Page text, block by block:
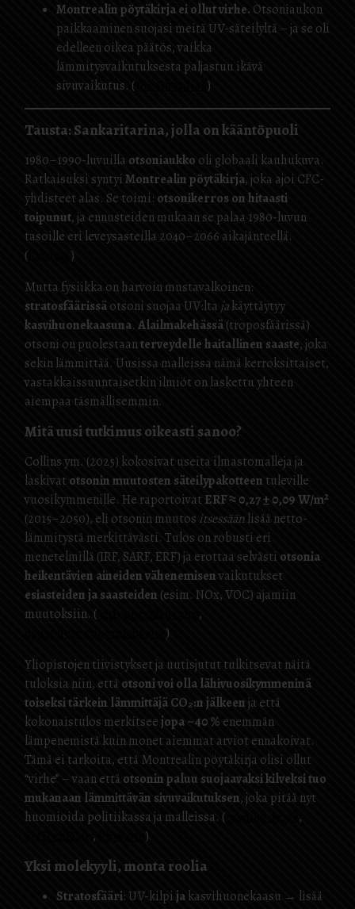
Montrealin pöytäkirja ei ollut virhe. Otsoniaukon
paikkaaminen suojasi meitä UV-säteilyltä – ja se oli
edelleen oikea päätös, vaikka
lämmitysvaikutuksesta paljastuu ikävä
sivuvaikutus. (
)
Tausta: Sankaritarina, jolla on kääntöpuoli
1980–1990-luvuilla otsoniaukko oli globaali kauhukuva.
Ratkaisuksi syntyiMontrealin pöytäkirja, joka ajoi CFC-
yhdisteet alas. Se toimi: otsonikerros on hitaasti
toipunut, ja ennusteiden mukaan se palaa 1980-luvun
tasoille eri leveysasteilla 2040–2066 aikajänteellä.
(
)
Mutta fysiikka on harvoin mustavalkoinen:
stratosfäärissäotsoni suojaa UV:lta jakäyttäytyy
kasvihuonekaasuna. Alailmakehässä(troposfäärissä)
otsoni on puolestaanterveydelle haitallinen saaste, joka
sekin lämmittää. Uusissa malleissa nämä kerroksittaiset,
vastakkaissuuntaisetkin ilmiöt on laskettu yhteen
aiempaa täsmällisemmin.
Mitä uusi tutkimus oikeasti sanoo?
Collins ym. (2025) kokosivat useita ilmastomalleja ja
laskivat otsonin muutosten säteilypakotteen tuleville
vuosikymmenille. He raportoivat ERF ≈ 0,27 ± 0,09 W/m²
(2015–2050), eli otsonin muutos itsessäänlisää netto­
lämmitystä merkittävästi. Tulos on robusti eri
menetelmillä (IRF, SARF, ERF) ja erottaa selvästi otsonia
heikentävien aineiden vähenemisenvaikutukset
esiasteiden ja saasteiden (esim. NOx, VOC) ajamiin
muutoksiin. (
,
)
Yliopistojen tiivistykset ja uutisjutut tulkitsevat näitä
tuloksia niin, että otsoni voi olla lähivuosikymmeninä
toiseksi tärkein lämmittäjä CO₂:n jälkeenja että
kokonaistulos merkitseejopa ~40 % enemmän
lämpenemistä kuin monet aiemmat arviot ennakoivat.
Tämä ei tarkoita, että Montrealin pöytäkirja olisi ollut
“virhe” – vaan että otsonin paluu suojaavaksi kilveksi tuo
mukanaan lämmittävän sivuvaikutuksen, joka pitää nyt
huomioida politiikassa ja malleissa. (
,
, )
Yksi molekyyli, monta roolia
Stratosfääri: UV-kilpijakasvihuonekaasu → lisää